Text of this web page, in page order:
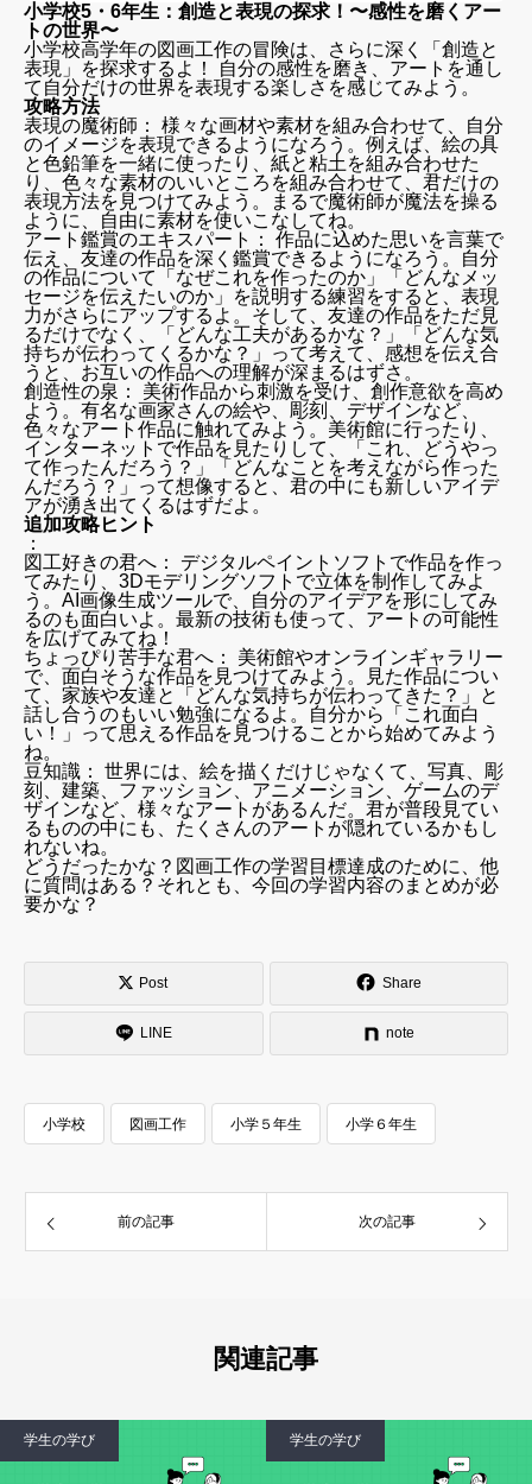
小学校5・6年生：創造と表現の探求！〜感性を磨くアー
トの世界〜
小学校高学年の図画工作の冒険は、さらに深く「創造と
表現」を探求するよ！ 自分の感性を磨き、アートを通し
て自分だけの世界を表現する楽しさを感じてみよう。
攻略方法
表現の魔術師： 様々な画材や素材を組み合わせて、自分
のイメージを表現できるようになろう。例えば、絵の具
と色鉛筆を一緒に使ったり、紙と粘土を組み合わせた
り、色々な素材のいいところを組み合わせて、君だけの
表現方法を見つけてみよう。まるで魔術師が魔法を操る
ように、自由に素材を使いこなしてね。
アート鑑賞のエキスパート： 作品に込めた思いを言葉で
伝え、友達の作品を深く鑑賞できるようになろう。自分
の作品について「なぜこれを作ったのか」「どんなメッ
セージを伝えたいのか」を説明する練習をすると、表現
力がさらにアップするよ。そして、友達の作品をただ見
るだけでなく、「どんな工夫があるかな？」「どんな気
持ちが伝わってくるかな？」って考えて、感想を伝え合
うと、お互いの作品への理解が深まるはずさ。
創造性の泉： 美術作品から刺激を受け、創作意欲を高め
よう。有名な画家さんの絵や、彫刻、デザインなど、
色々なアート作品に触れてみよう。美術館に行ったり、
インターネットで作品を見たりして、「これ、どうやっ
て作ったんだろう？」「どんなことを考えながら作った
んだろう？」って想像すると、君の中にも新しいアイデ
アが湧き出てくるはずだよ。
追加攻略ヒント
：
図工好きの君へ： デジタルペイントソフトで作品を作っ
てみたり、3Dモデリングソフトで立体を制作してみよ
う。AI画像生成ツールで、自分のアイデアを形にしてみ
るのも面白いよ。最新の技術も使って、アートの可能性
を広げてみてね！
ちょっぴり苦手な君へ： 美術館やオンラインギャラリー
で、面白そうな作品を見つけてみよう。見た作品につい
て、家族や友達と「どんな気持ちが伝わってきた？」と
話し合うのもいい勉強になるよ。自分から「これ面白
い！」って思える作品を見つけることから始めてみよう
ね。
豆知識： 世界には、絵を描くだけじゃなくて、写真、彫
刻、建築、ファッション、アニメーション、ゲームのデ
ザインなど、様々なアートがあるんだ。君が普段見てい
るものの中にも、たくさんのアートが隠れているかもし
れないね。
どうだったかな？図画工作の学習目標達成のために、他
に質問はある？それとも、今回の学習内容のまとめが必
要かな？
Post Share
LINE note
小学校 図画工作 小学５年生 小学６年生
前の記事 次の記事
関連記事
学生の学び 学生の学び